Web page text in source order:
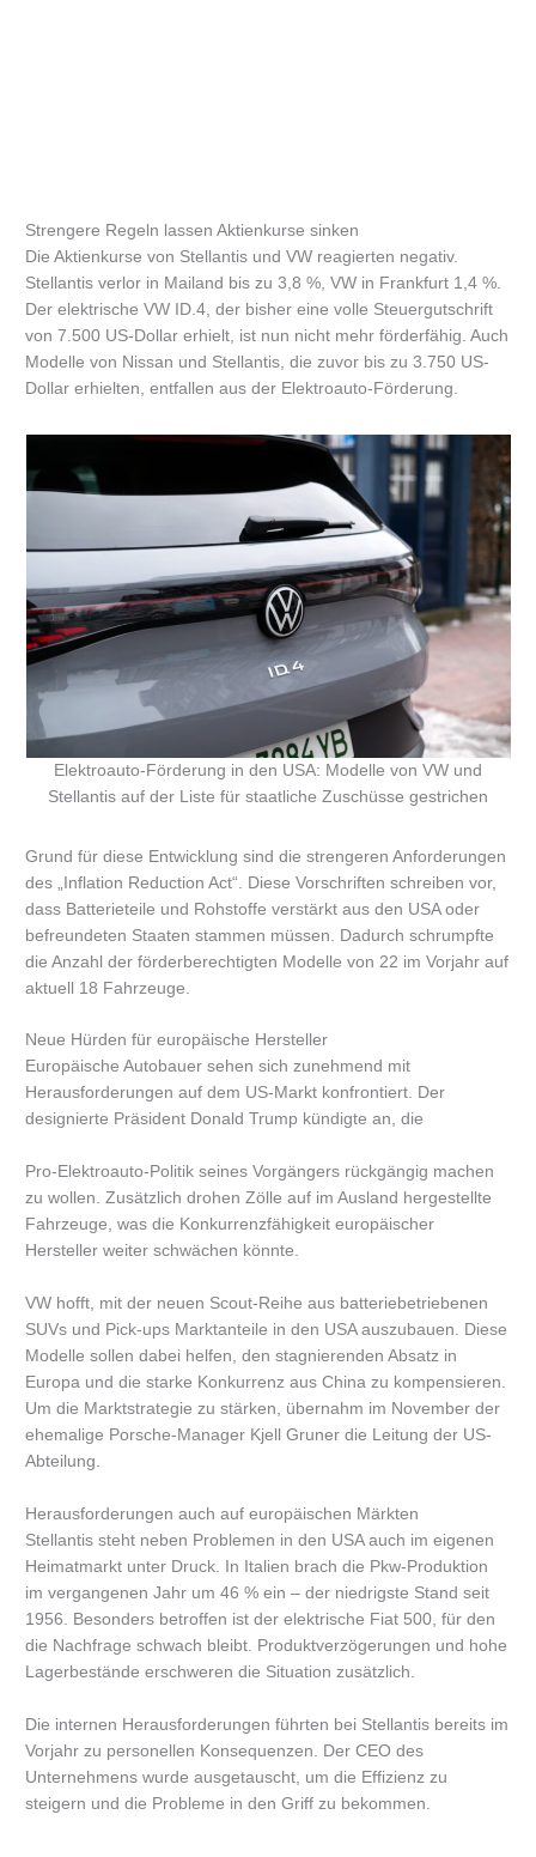
Strengere Regeln lassen Aktienkurse sinken
Die Aktienkurse von Stellantis und VW reagierten negativ.
Stellantis verlor in Mailand bis zu 3,8 %, VW in Frankfurt 1,4 %.
Der elektrische VW ID.4, der bisher eine volle Steuergutschrift
von 7.500 US-Dollar erhielt, ist nun nicht mehr förderfähig. Auch
Modelle von Nissan und Stellantis, die zuvor bis zu 3.750 US-
Dollar erhielten, entfallen aus der Elektroauto-Förderung.
Elektroauto-Förderung in den USA: Modelle von VW und
Stellantis auf der Liste für staatliche Zuschüsse gestrichen
Grund für diese Entwicklung sind die strengeren Anforderungen
des „Inflation Reduction Act“. Diese Vorschriften schreiben vor,
dass Batterieteile und Rohstoffe verstärkt aus den USA oder
befreundeten Staaten stammen müssen. Dadurch schrumpfte
die Anzahl der förderberechtigten Modelle von 22 im Vorjahr auf
aktuell 18 Fahrzeuge.
Neue Hürden für europäische Hersteller
Europäische Autobauer sehen sich zunehmend mit
Herausforderungen auf dem US-Markt konfrontiert. Der
designierte Präsident Donald Trump kündigte an, die
Pro-Elektroauto-Politik seines Vorgängers rückgängig machen
zu wollen. Zusätzlich drohen Zölle auf im Ausland hergestellte
Fahrzeuge, was die Konkurrenzfähigkeit europäischer
Hersteller weiter schwächen könnte.
VW hofft, mit der neuen Scout-Reihe aus batteriebetriebenen
SUVs und Pick-ups Marktanteile in den USA auszubauen. Diese
Modelle sollen dabei helfen, den stagnierenden Absatz in
Europa und die starke Konkurrenz aus China zu kompensieren.
Um die Marktstrategie zu stärken, übernahm im November der
ehemalige Porsche-Manager Kjell Gruner die Leitung der US-
Abteilung.
Herausforderungen auch auf europäischen Märkten
Stellantis steht neben Problemen in den USA auch im eigenen
Heimatmarkt unter Druck. In Italien brach die Pkw-Produktion
im vergangenen Jahr um 46 % ein – der niedrigste Stand seit
1956. Besonders betroffen ist der elektrische Fiat 500, für den
die Nachfrage schwach bleibt. Produktverzögerungen und hohe
Lagerbestände erschweren die Situation zusätzlich.
Die internen Herausforderungen führten bei Stellantis bereits im
Vorjahr zu personellen Konsequenzen. Der CEO des
Unternehmens wurde ausgetauscht, um die Effizienz zu
steigern und die Probleme in den Griff zu bekommen.